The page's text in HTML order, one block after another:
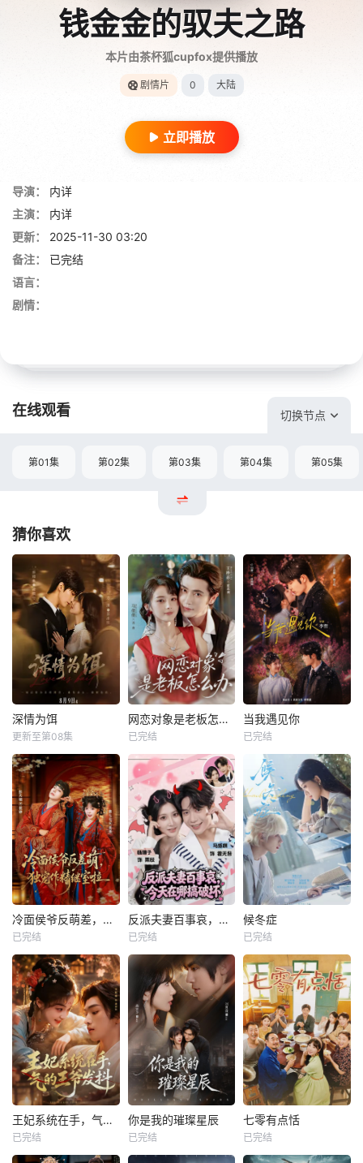
钱金金的驭夫之路
本片由茶杯狐cupfox提供播放
剧情片 0 大陆
立即播放
导演：
内详
主演：
内详
更新：
2025-11-30 03:20
备注：
已完结
语言：
剧情：
在线观看 切换节点
第01集 第02集 第03集 第04集 第05集
猜你喜欢
深情为饵
更新至第08集
网恋对象是老板怎么办
已完结
当我遇见你
已完结
冷面侯爷反萌差，独宠作精继室啦
已完结
反派夫妻百事哀，今天在哪搞破坏
已完结
候冬症
已完结
王妃系统在手，气的王爷发抖
已完结
你是我的璀璨星辰
已完结
七零有点恬
已完结